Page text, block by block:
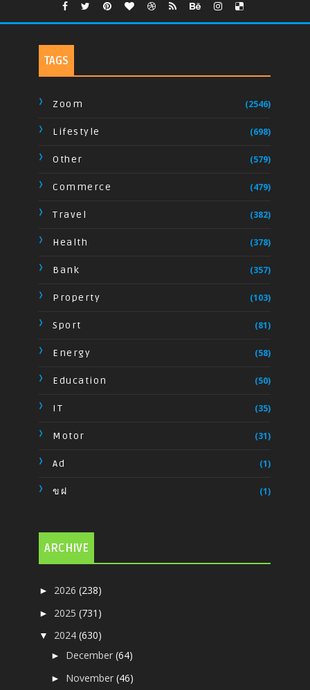
TAGS
Zoom (2546)
Lifestyle (698)
Other (579)
Commerce (479)
Travel (382)
Health (378)
Bank (357)
Property (103)
Sport (81)
Energy (58)
Education (50)
IT (35)
Motor (31)
Ad (1)
ขฝ (1)
ARCHIVE
► 2026(238)
► 2025(731)
▼ 2024(630)
► December(64)
► November(46)